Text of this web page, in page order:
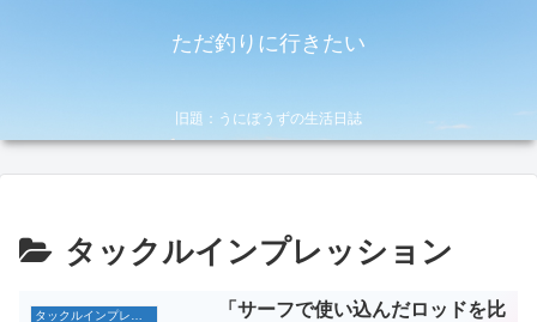
ただ釣りに行きたい
旧題：うにぼうずの生活日誌
タックルインプレッション
「サーフで使い込んだロッドを比